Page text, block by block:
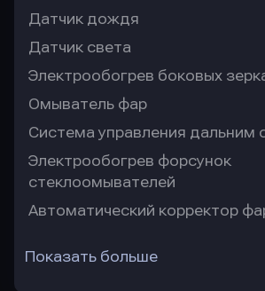
Датчик дождя
Датчик света
Электрообогрев боковых
Омыватель фар
Система управления дальним
Электрообогрев форсунок
стеклоомывателей
Автоматический корректор
Показать больше